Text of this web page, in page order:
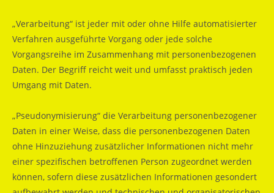
„Verarbeitung“ ist jeder mit oder ohne Hilfe automatisierter
Verfahren ausgeführte Vorgang oder jede solche
Vorgangsreihe im Zusammenhang mit personenbezogenen
Daten. Der Begriff reicht weit und umfasst praktisch jeden
Umgang mit Daten.
„Pseudonymisierung“ die Verarbeitung personenbezogener
Daten in einer Weise, dass die personenbezogenen Daten
ohne Hinzuziehung zusätzlicher Informationen nicht mehr
einer spezifischen betroffenen Person zugeordnet werden
können, sofern diese zusätzlichen Informationen gesondert